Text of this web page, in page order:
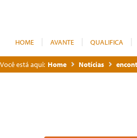
HOME AVANTE QUALIFICA
Você está aqui: Home Notícias